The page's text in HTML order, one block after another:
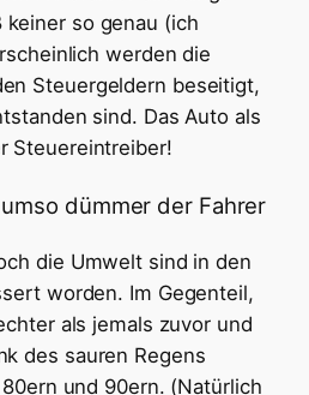
so genau (ich
werden die
Steuergeldern beseitigt,
sind. Das Auto als
Steuereintreiber!
dümmer der Fahrer
die Umwelt sind in den
worden. Im Gegenteil,
als jemals zuvor und
des sauren Regens
und 90ern. (Natürlich